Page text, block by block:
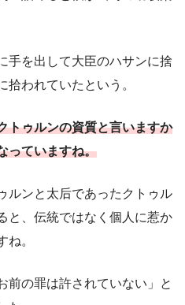
手を出して大臣のハサンに捨
拾われていたという。
トゥルンの資質と言いますか
っていますね。
ルンと太后であったクトゥル
と、伝統ではなく個人に惹か
ね。
前の罪は許されていない」と